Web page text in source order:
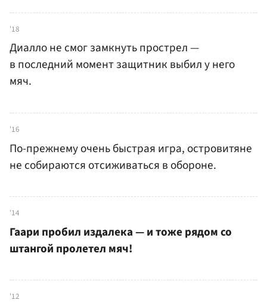
'18
Диалло не смог замкнуть прострел —
в последний момент защитник выбил у него
мяч.
'16
По-прежнему очень быстрая игра, островитяне
не собираются отсиживаться в обороне.
'14
Гаари пробил издалека — и тоже рядом со
штангой пролетел мяч!
'12